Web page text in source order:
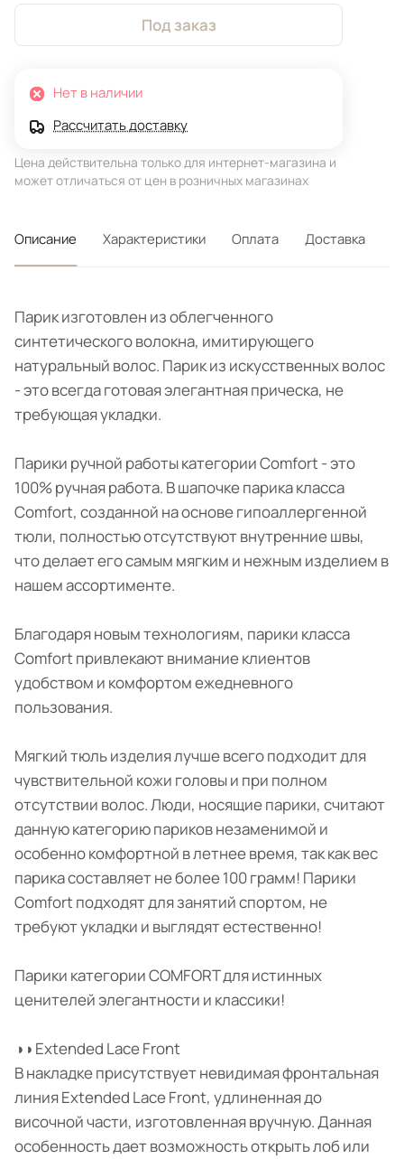
Под заказ
Нет в наличии
Рассчитать доставку
Цена действительна только для интернет-магазина и
может отличаться от цен в розничных магазинах
Описание Характеристики Оплата Доставка
Парик изготовлен из облегченного
синтетического волокна, имитирующего
натуральный волос. Парик из искусственных волос
- это всегда готовая элегантная прическа, не
требующая укладки.
Парики ручной работы категории Comfort - это
100% ручная работа. В шапочке парика класса
Comfort, созданной на основе гипоаллергенной
тюли, полностью отсутствуют внутренние швы,
что делает его самым мягким и нежным изделием в
нашем ассортименте.
Благодаря новым технологиям, парики класса
Comfort привлекают внимание клиентов
удобством и комфортом ежедневного
пользования.
Мягкий тюль изделия лучше всего подходит для
чувствительной кожи головы и при полном
отсутствии волос. Люди, носящие парики, считают
данную категорию париков незаменимой и
особенно комфортной в летнее время, так как вес
парика составляет не более 100 грамм! Парики
Comfort подходят для занятий спортом, не
требуют укладки и выглядят естественно!
Парики категории COMFORT для истинных
ценителей элегантности и классики!
◑◑ Extended Lace Front
В накладке присутствует невидимая фронтальная
линия Extended Lace Front, удлиненная до
височной части, изготовленная вручную. Данная
особенность дает возможность открыть лоб или